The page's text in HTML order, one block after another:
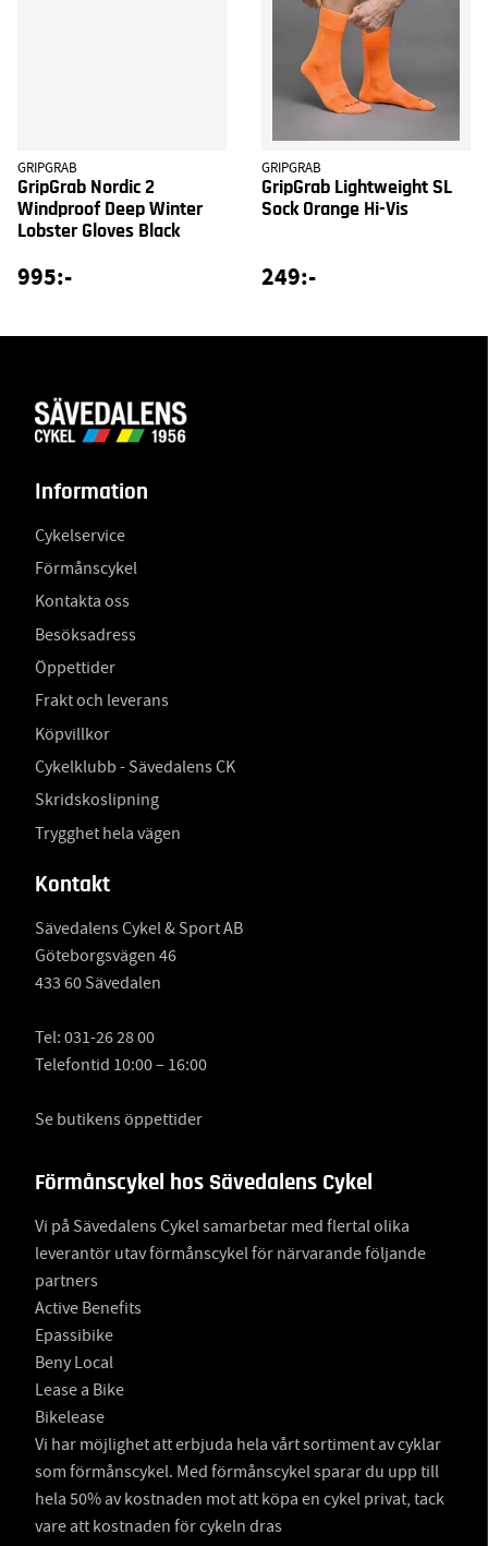
GRIPGRAB
GripGrab Nordic 2
Windproof Deep Winter
Lobster Gloves Black
995:-
GRIPGRAB
GripGrab Lightweight SL
Sock Orange Hi-Vis
249:-
Information
Cykelservice
Förmånscykel
Kontakta oss
Besöksadress
Öppettider
Frakt och leverans
Köpvillkor
Cykelklubb - Sävedalens CK
Skridskoslipning
Trygghet hela vägen
Kontakt
Sävedalens Cykel & Sport AB
Göteborgsvägen 46
433 60 Sävedalen
Tel: 031-26 28 00
Telefontid 10:00 – 16:00
Se butikens öppettider
Förmånscykel hos Sävedalens Cykel
Vi på Sävedalens Cykel samarbetar med flertal olika
leverantör utav förmånscykel för närvarande följande
partners
Active Benefits
Epassibike
Beny Local
Lease a Bike
Bikelease
Vi har möjlighet att erbjuda hela vårt sortiment av cyklar
som förmånscykel. Med förmånscykel sparar du upp till
hela 50% av kostnaden mot att köpa en cykel privat, tack
vare att kostnaden för cykeln dras